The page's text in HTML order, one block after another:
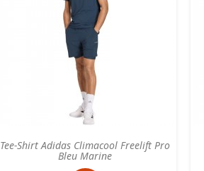
Tee-Shirt Adidas Climacool Freelift Pro
Bleu Marine